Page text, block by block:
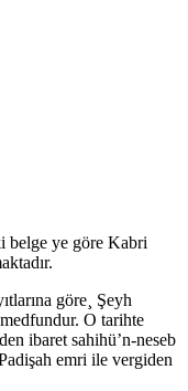
belge ye göre Kabri
göre¸ Şeyh
O tarihte
ibaret sahihü’n-neseb
emri ile vergiden